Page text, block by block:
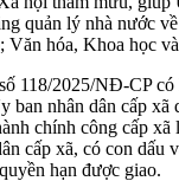
quản lý nhà nước
Văn hóa, Khoa học
118/2025/NĐ-CP
ban nhân dân cấp xã
chính công cấp xã
cấp xã, có con dấu
hạn được giao.